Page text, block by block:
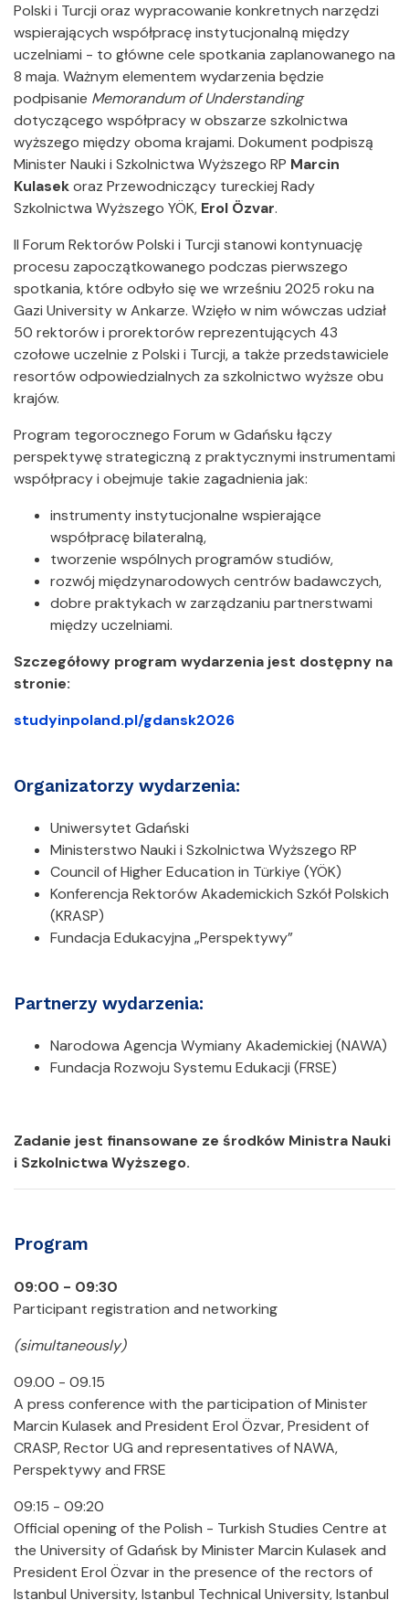
Polski i Turcji oraz wypracowanie konkretnych narzędzi
wspierających współpracę instytucjonalną między
uczelniami - to główne cele spotkania zaplanowanego na
8 maja. Ważnym elementem wydarzenia będzie
podpisanie Memorandum of Understanding
dotyczącego współpracy w obszarze szkolnictwa
wyższego między oboma krajami. Dokument podpiszą
Minister Nauki i Szkolnictwa Wyższego RP Marcin
Kulasekoraz Przewodniczący tureckiej Rady
Szkolnictwa Wyższego YÖK, Erol Özvar.
II Forum Rektorów Polski i Turcji stanowi kontynuację
procesu zapoczątkowanego podczas pierwszego
spotkania, które odbyło się we wrześniu 2025 roku na
Gazi University w Ankarze. Wzięło w nim wówczas udział
50 rektorów i prorektorów reprezentujących 43
czołowe uczelnie z Polski i Turcji, a także przedstawiciele
resortów odpowiedzialnych za szkolnictwo wyższe obu
krajów.
Program tegorocznego Forum w Gdańsku łączy
perspektywę strategiczną z praktycznymi instrumentami
współpracy i obejmuje takie zagadnienia jak:
instrumenty instytucjonalne wspierające
współpracę bilateralną,
tworzenie wspólnych programów studiów,
rozwój międzynarodowych centrów badawczych,
dobre praktykach w zarządzaniu partnerstwami
między uczelniami.
Szczegółowy program wydarzenia jest dostępny na
stronie:
studyinpoland.pl/gdansk2026
Organizatorzy wydarzenia:
Uniwersytet Gdański
Ministerstwo Nauki i Szkolnictwa Wyższego RP
Council of Higher Education in Türkiye (YÖK)
Konferencja Rektorów Akademickich Szkół Polskich
(KRASP)
Fundacja Edukacyjna „Perspektywy”
Partnerzy wydarzenia:
Narodowa Agencja Wymiany Akademickiej (NAWA)
Fundacja Rozwoju Systemu Edukacji (FRSE)
Zadanie jest finansowane ze środków Ministra Nauki
i Szkolnictwa Wyższego.
Program
09:00 - 09:30
Participant registration and networking
(simultaneously)
09.00 - 09.15
A press conference with the participation of Minister
Marcin Kulasek and President Erol Özvar, President of
CRASP, Rector UG and representatives of NAWA,
Perspektywy and FRSE
09:15 - 09:20
Official opening of the Polish - Turkish Studies Centre at
the University of Gdańsk by Minister Marcin Kulasek and
President Erol Özvar in the presence of the rectors of
Istanbul University, Istanbul Technical University, Istanbul